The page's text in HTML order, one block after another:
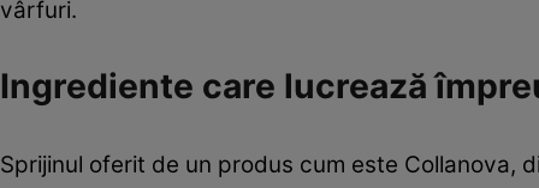
vârfuri.
Ingrediente care lucrează
Sprijinul oferit de un produs cum este Collanova,